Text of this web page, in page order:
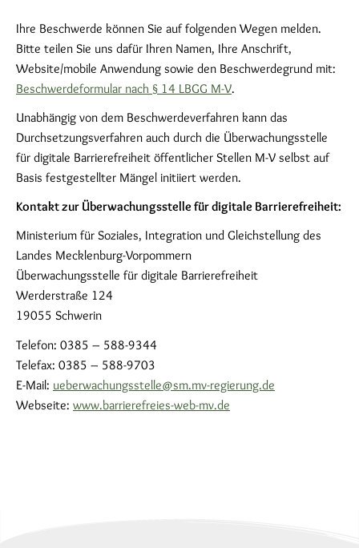
Ihre Beschwerde können Sie auf folgenden Wegen melden.
Bitte teilen Sie uns dafür Ihren Namen, Ihre Anschrift,
Website/mobile Anwendung sowie den Beschwerdegrund mit:
Beschwerdeformular nach § 14 LBGG M-V.
Unabhängig von dem Beschwerdeverfahren kann das
Durchsetzungsverfahren auch durch die Überwachungsstelle
für digitale Barrierefreiheit öffentlicher Stellen M-V selbst auf
Basis festgestellter Mängel initiiert werden.
Kontakt zur Überwachungsstelle für digitale Barrierefreiheit:
Ministerium für Soziales, Integration und Gleichstellung des
Landes Mecklenburg-Vorpommern
Überwachungsstelle für digitale Barrierefreiheit
Werderstraße 124
19055 Schwerin
Telefon: 0385 – 588-9344
Telefax: 0385 – 588-9703
E-Mail: ueberwachungsstelle@sm.mv-regierung.de
Webseite: www.barrierefreies-web-mv.de